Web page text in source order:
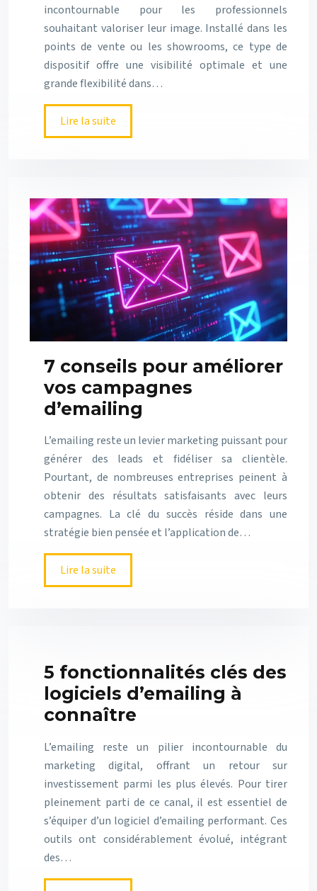
incontournable pour les professionnels
souhaitant valoriser leur image. Installé dans les
points de vente ou les showrooms, ce type de
dispositif offre une visibilité optimale et une
grande flexibilité dans…
Lire la suite
7 conseils pour améliorer
vos campagnes
d’emailing
L’emailing reste un levier marketing puissant pour
générer des leads et fidéliser sa clientèle.
Pourtant, de nombreuses entreprises peinent à
obtenir des résultats satisfaisants avec leurs
campagnes. La clé du succès réside dans une
stratégie bien pensée et l’application de…
Lire la suite
5 fonctionnalités clés des
logiciels d’emailing à
connaître
L’emailing reste un pilier incontournable du
marketing digital, offrant un retour sur
investissement parmi les plus élevés. Pour tirer
pleinement parti de ce canal, il est essentiel de
s’équiper d’un logiciel d’emailing performant. Ces
outils ont considérablement évolué, intégrant
des…